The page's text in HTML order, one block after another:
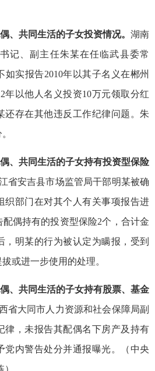
、共同生活的子女投资情况。 湖南
记、副主任朱某在任临武县委常
实报告2010年以其子名义在郴州
年以他人名义投资10万元领取分红
还存在其他违反工作纪律问题。朱
、共同生活的子女持有投资型保险
省安吉县市场监管局干部明某被确
织部门在对其个人有关事项报告进
偶持有的投资型保险2个，合计金
，明某的行为被认定为瞒报，受到
或进一步使用的处理。
、共同生活的子女持有股票、基金
省大同市人力资源和社会保障局副
律，未报告其配偶名下房产及持有
党内警告处分并通报曝光。（中央